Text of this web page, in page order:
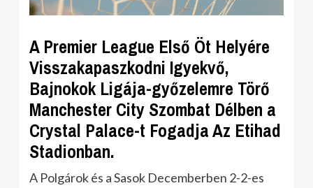
A Premier League Első Öt Helyére
Visszakapaszkodni Igyekvő,
Bajnokok Ligája-győzelemre Törő
Manchester City Szombat Délben a
Crystal Palace-t Fogadja Az Etihad
Stadionban.
A Polgárok és a Sasok Decemberben 2-2-es